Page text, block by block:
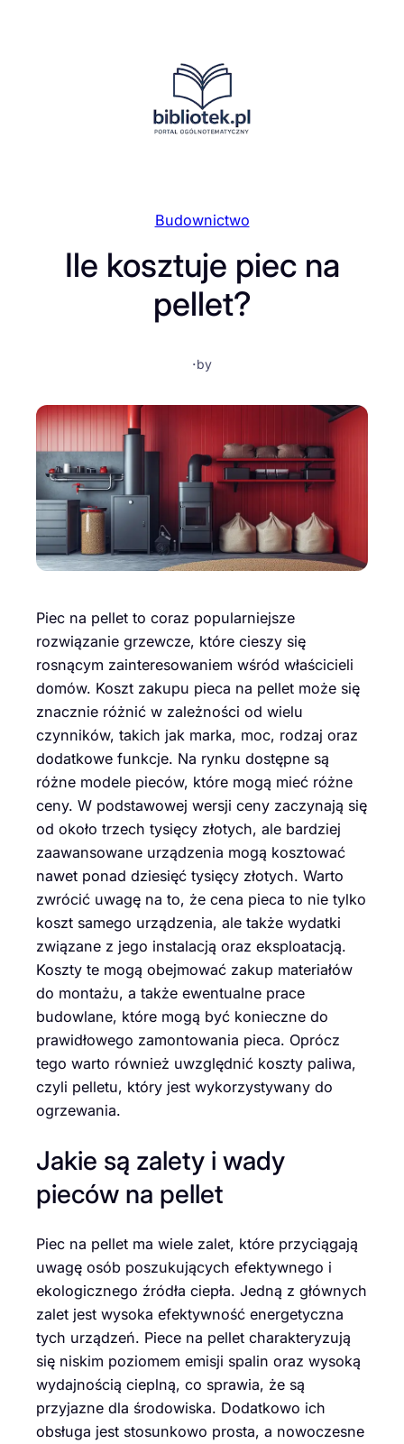
Budownictwo
Ile kosztuje piec na
pellet?
·by
Piec na pellet to coraz popularniejsze
rozwiązanie grzewcze, które cieszy się
rosnącym zainteresowaniem wśród właścicieli
domów. Koszt zakupu pieca na pellet może się
znacznie różnić w zależności od wielu
czynników, takich jak marka, moc, rodzaj oraz
dodatkowe funkcje. Na rynku dostępne są
różne modele pieców, które mogą mieć różne
ceny. W podstawowej wersji ceny zaczynają się
od około trzech tysięcy złotych, ale bardziej
zaawansowane urządzenia mogą kosztować
nawet ponad dziesięć tysięcy złotych. Warto
zwrócić uwagę na to, że cena pieca to nie tylko
koszt samego urządzenia, ale także wydatki
związane z jego instalacją oraz eksploatacją.
Koszty te mogą obejmować zakup materiałów
do montażu, a także ewentualne prace
budowlane, które mogą być konieczne do
prawidłowego zamontowania pieca. Oprócz
tego warto również uwzględnić koszty paliwa,
czyli pelletu, który jest wykorzystywany do
ogrzewania.
Jakie są zalety i wady
pieców na pellet
Piec na pellet ma wiele zalet, które przyciągają
uwagę osób poszukujących efektywnego i
ekologicznego źródła ciepła. Jedną z głównych
zalet jest wysoka efektywność energetyczna
tych urządzeń. Piece na pellet charakteryzują
się niskim poziomem emisji spalin oraz wysoką
wydajnością cieplną, co sprawia, że są
przyjazne dla środowiska. Dodatkowo ich
obsługa jest stosunkowo prosta, a nowoczesne